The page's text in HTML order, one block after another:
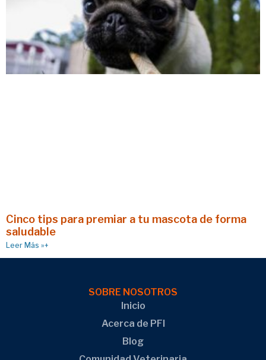
Cinco tips para premiar a tu mascota de forma
saludable
Leer Más »+
SOBRE NOSOTROS
Inicio
Acerca de PFI
Blog